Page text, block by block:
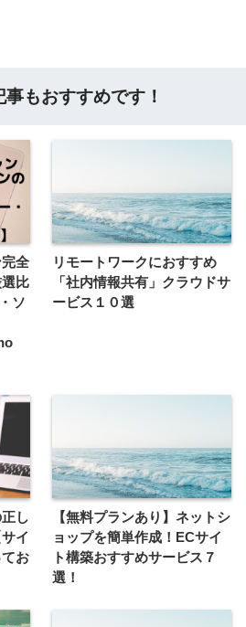
事もおすすめです！
完全
比
ソ
リモートワークにおすすめ
「社内情報共有」クラウドサ
ービス１０選
し
イ
お
【無料プランあり】ネットシ
ョップを簡単作成！ECサイ
ト構築おすすめサービス７
選！